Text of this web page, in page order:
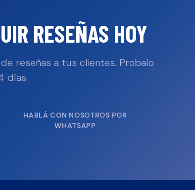
RESEÑAS HOY
reseñas a tus clientes. Probalo
días.
HABLÁ CON NOSOTROS POR
WHATSAPP